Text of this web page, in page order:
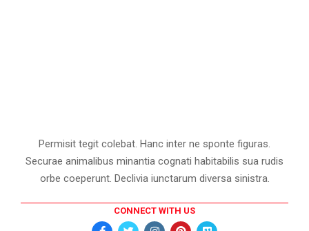
Permisit tegit colebat. Hanc inter ne sponte figuras.
Securae animalibus minantia cognati habitabilis sua rudis
orbe coeperunt. Declivia iunctarum diversa sinistra.
CONNECT WITH US